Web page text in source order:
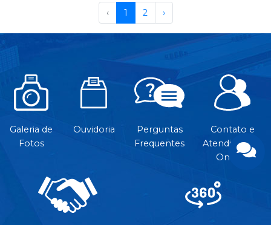
‹ 1 2 ›
Galeria de
Fotos
Ouvidoria
Perguntas
Frequentes
Contato e
Atendimento
On-line